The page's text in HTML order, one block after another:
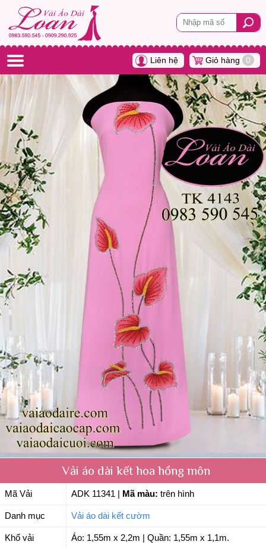
Liên hệ Giỏ hàng 0
Vải áo dài kết hoa hồng môn
Mã Vải ADK 11341 Mã màu: trên hình
Danh mục Vải áo dài kết cườm
Khổ vải Áo: 1,55m x 2,2m | Quần: 1,55m x 1,1m.